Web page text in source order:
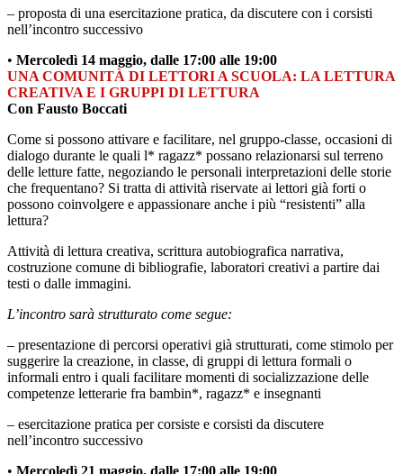
– proposta di una esercitazione pratica, da discutere con i corsisti
nell’incontro successivo
• Mercoledì 14 maggio, dalle 17:00 alle 19:00
UNA COMUNITÀ DI LETTORI A SCUOLA: LA LETTURA
CREATIVA E I GRUPPI DI LETTURA
Con Fausto Boccati
Come si possono attivare e facilitare, nel gruppo-classe, occasioni di
dialogo durante le quali l* ragazz* possano relazionarsi sul terreno
delle letture fatte, negoziando le personali interpretazioni delle storie
che frequentano? Si tratta di attività riservate ai lettori già forti o
possono coinvolgere e appassionare anche i più “resistenti” alla
lettura?
Attività di lettura creativa, scrittura autobiografica narrativa,
costruzione comune di bibliografie, laboratori creativi a partire dai
testi o dalle immagini.
L’incontro sarà strutturato come segue:
– presentazione di percorsi operativi già strutturati, come stimolo per
suggerire la creazione, in classe, di gruppi di lettura formali o
informali entro i quali facilitare momenti di socializzazione delle
competenze letterarie fra bambin*, ragazz* e insegnanti
– esercitazione pratica per corsiste e corsisti da discutere
nell’incontro successivo
• Mercoledì 21 maggio, dalle 17:00 alle 19:00